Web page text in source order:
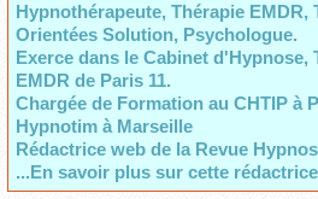
Hypnothérapeute, Thérapie EMDR,
Orientées Solution, Psychologue.
Exerce dans le Cabinet d'Hypnose,
EMDR de Paris 11.
Chargée de Formation au CHTIP à
Hypnotim à Marseille
Rédactrice web de la Revue
...En savoir plus sur cette rédactrice